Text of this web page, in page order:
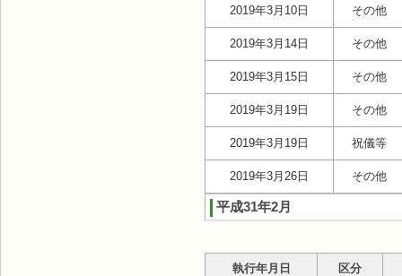
2019年3月10日 その他
2019年3月14日 その他
2019年3月15日 その他
2019年3月19日 その他
2019年3月19日 祝儀等
2019年3月26日 その他
平成31年2月
執行年月日 区分